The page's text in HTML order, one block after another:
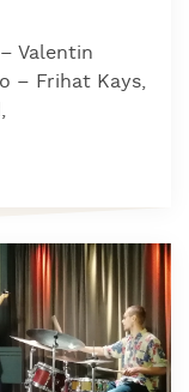
Valentin
– Frihat Kays,